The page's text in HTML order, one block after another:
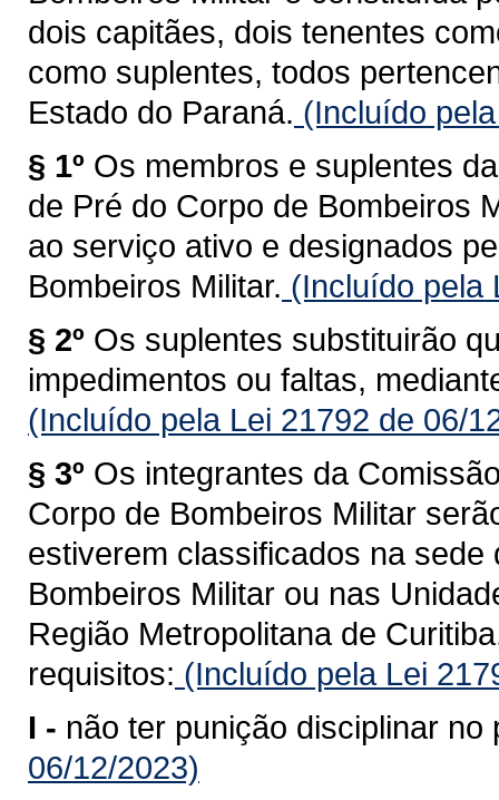
dois capitães, dois tenentes
como suplentes, todos
Estado do Paraná. (Incluído
§ 1º Os membros e suplentes
de Pré do Corpo de Bombeiros
ao serviço ativo e designados
Bombeiros Militar. (Incluído pela
§ 2º Os suplentes substituirão
impedimentos ou faltas,
(Incluído pela Lei 21792 de 06/
§ 3º Os integrantes da
Corpo de Bombeiros Militar
estiverem classificados na
Bombeiros Militar ou nas
Região Metropolitana de
requisitos: (Incluído pela Lei
I - não ter punição disciplinar no
06/12/2023)